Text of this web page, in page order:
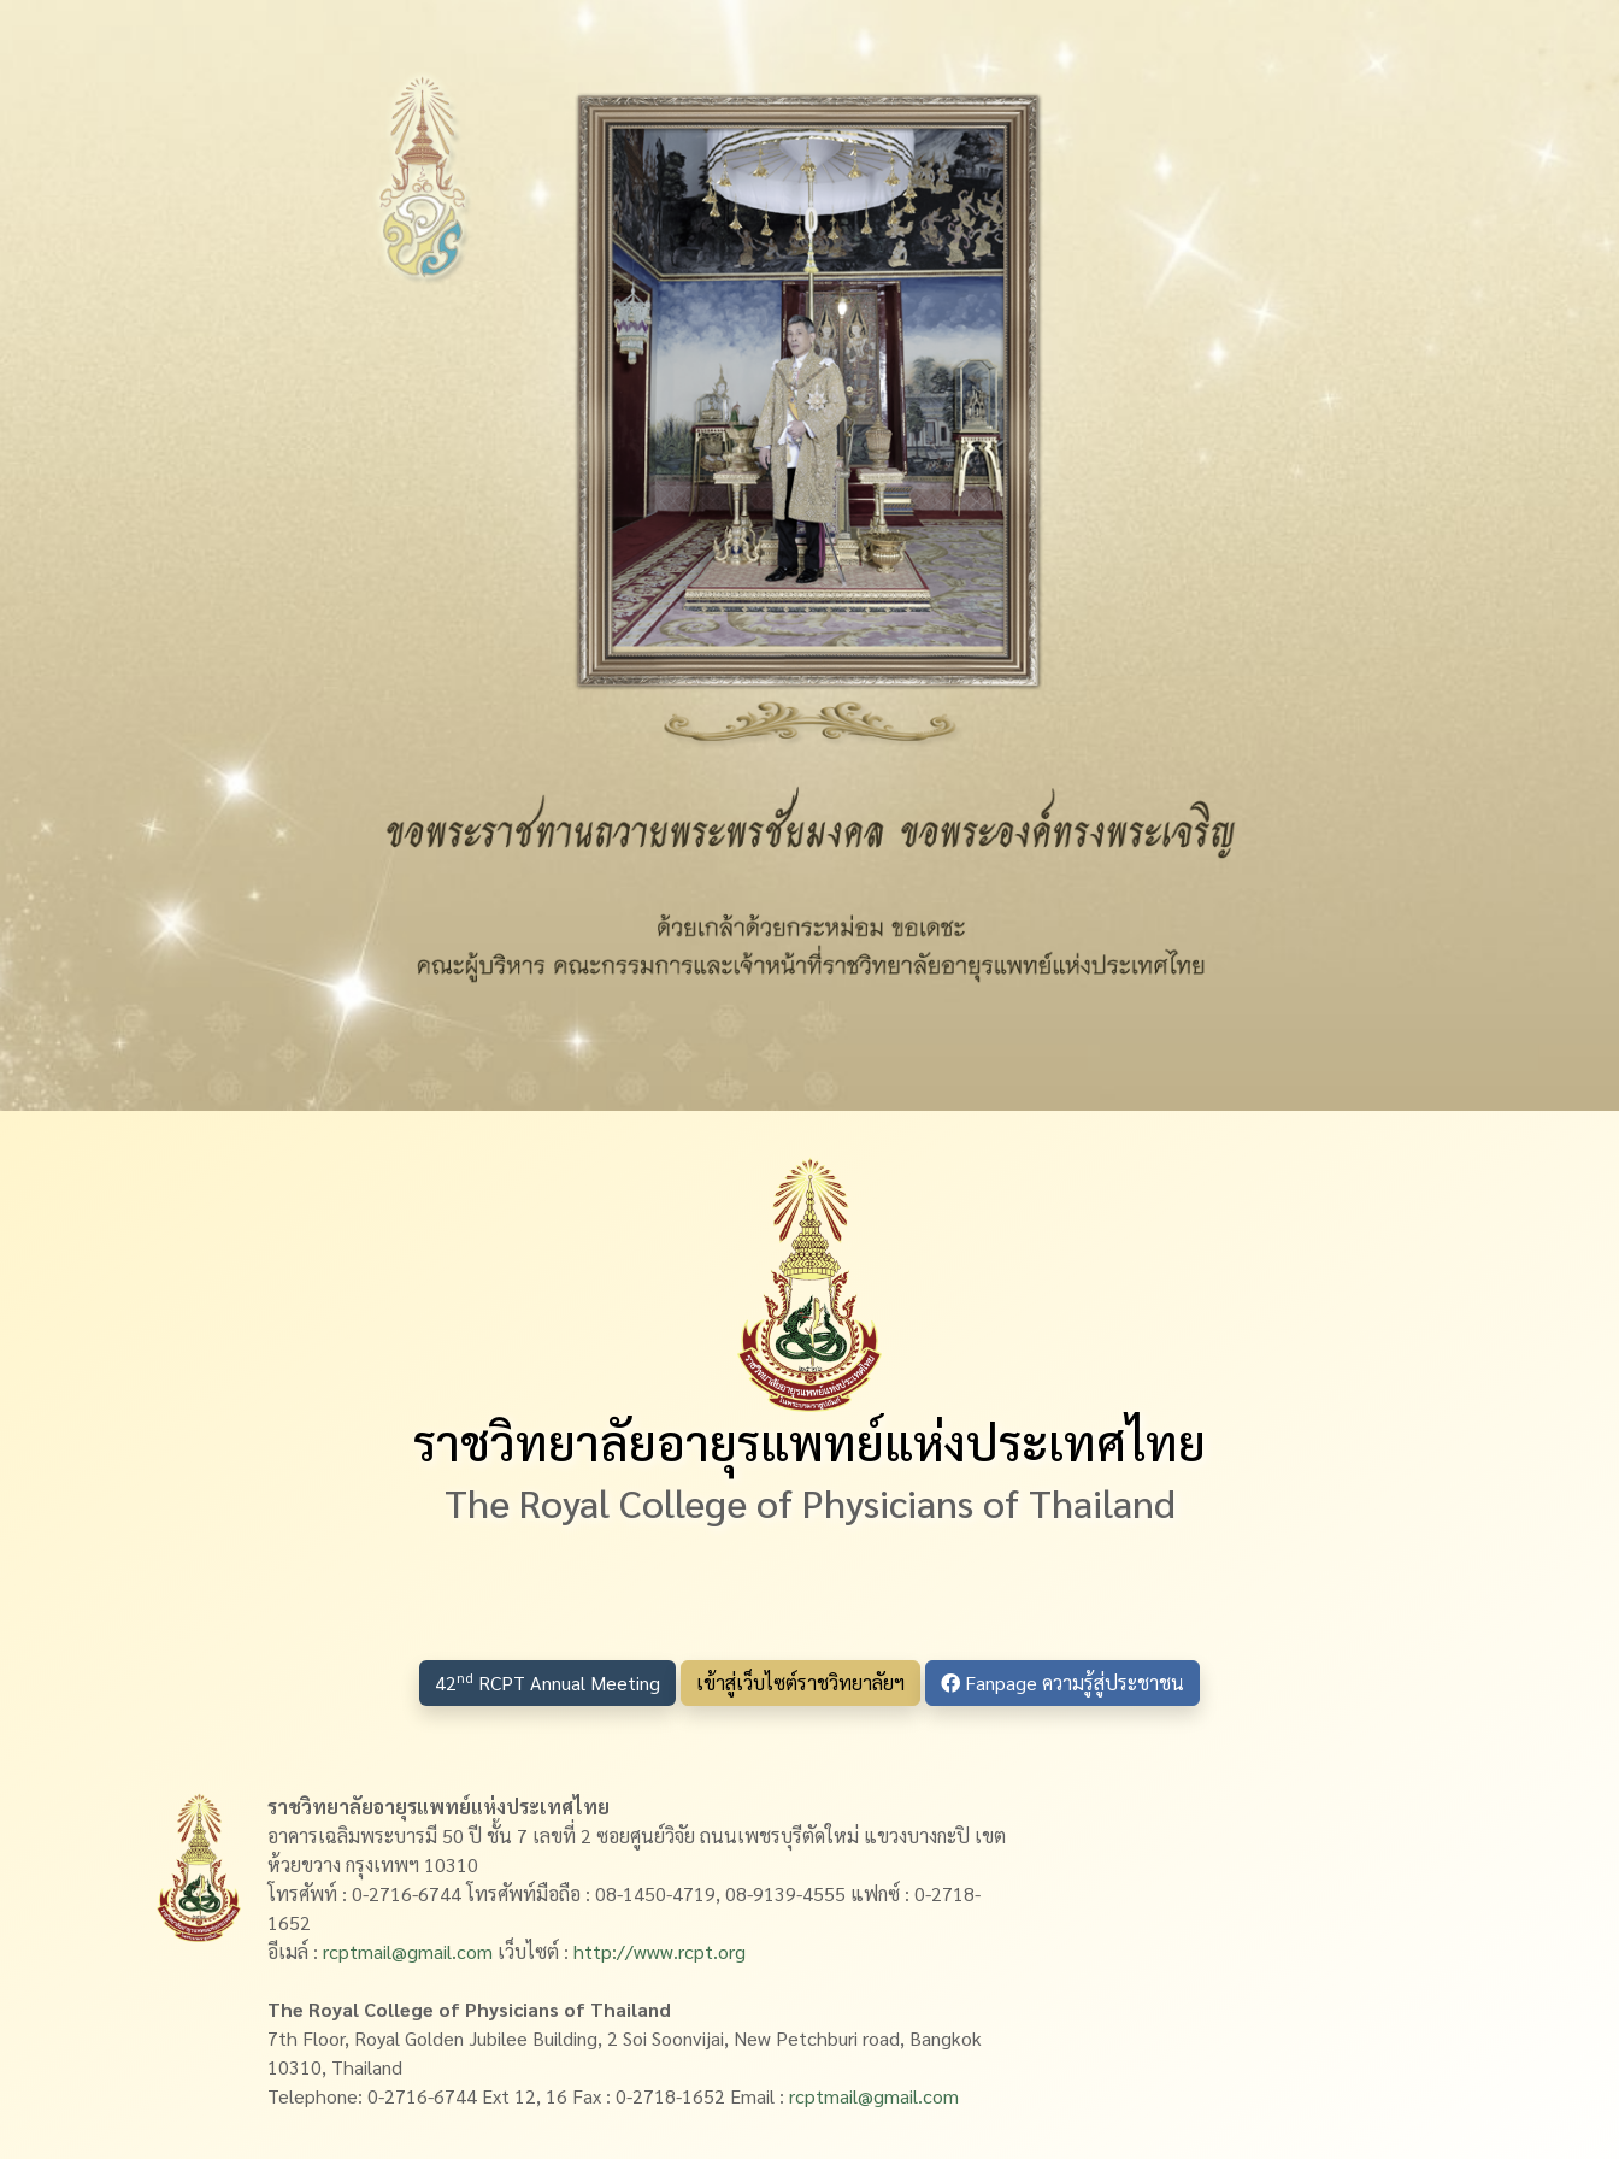
ราชวิทยาลัยอายุรแพทย์แห่งประเทศไทย
The Royal College of Physicians of Thailand
42nd RCPT Annual Meeting เข้าสู่เว็บไซต์ราชวิทยาลัยฯ Fanpage ความรู้สู่ประชาชน
ราชวิทยาลัยอายุรแพทย์แห่งประเทศไทย
อาคารเฉลิมพระบารมี 50 ปี ชั้น 7 เลขที่ 2 ซอยศูนย์วิจัย ถนนเพชรบุรีตัดใหม่ แขวงบางกะปิ เขต
ห้วยขวาง กรุงเทพฯ 10310
โทรศัพท์ : 0-2716-6744 โทรศัพท์มือถือ : 08-1450-4719, 08-9139-4555 แฟกซ์ : 0-2718-
1652
อีเมล์ :rcptmail@gmail.com เว็บไซต์ :http://www.rcpt.org
The Royal College of Physicians of Thailand
7th Floor, Royal Golden Jubilee Building, 2 Soi Soonvijai, New Petchburi road, Bangkok
10310, Thailand
Telephone: 0-2716-6744 Ext 12, 16 Fax : 0-2718-1652 Email :rcptmail@gmail.com